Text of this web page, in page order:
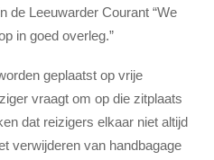
de Leeuwarder Courant “We
in goed overleg.”
geplaatst op vrije
vraagt om op die zitplaats
dat reizigers elkaar niet altijd
verwijderen van handbagage